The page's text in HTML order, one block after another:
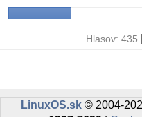
Hlasov: 435
LinuxOS.sk© 2004-